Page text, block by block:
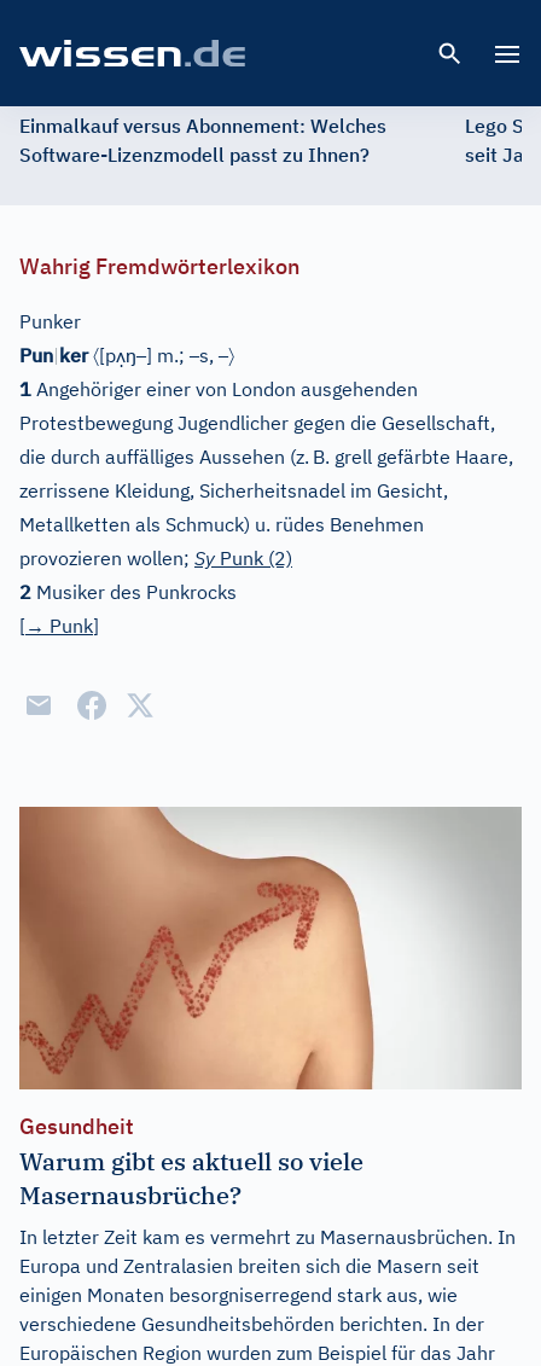
Einmalkauf versus Abonnement: Welches
Software-Lizenzmodell passt zu Ihnen?
Lego
seit
Wahrig Fremdwörterlexikon
Punker
Pun|ker 〈[pʌ̣ŋ–] m.;–s,–〉
1 Angehöriger einer von London ausgehenden
Protestbewegung Jugendlicher gegen die Gesellschaft,
die durch auffälliges Aussehen (z. B. grell gefärbte Haare,
zerrissene Kleidung, Sicherheitsnadel im Gesicht,
Metallketten als Schmuck) u. rüdes Benehmen
provozieren wollen; Sy Punk (2)
2 Musiker des Punkrocks
[→ Punk]
Gesundheit
Warum gibt es aktuell so viele
Masernausbrüche?
In letzter Zeit kam es vermehrt zu Masernausbrüchen. In
Europa und Zentralasien breiten sich die Masern seit
einigen Monaten besorgniserregend stark aus, wie
verschiedene Gesundheitsbehörden berichten. In der
Europäischen Region wurden zum Beispiel für das Jahr